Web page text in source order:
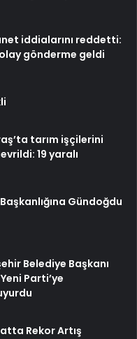
iddialarını reddetti:
olay gönderme geldi
tarım işçilerini
19 yaralı
Başkanlığına Gündoğdu
Belediye Başkanı
Parti’ye
Rekor Artış